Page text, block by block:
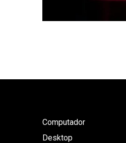
Computador
Desktop